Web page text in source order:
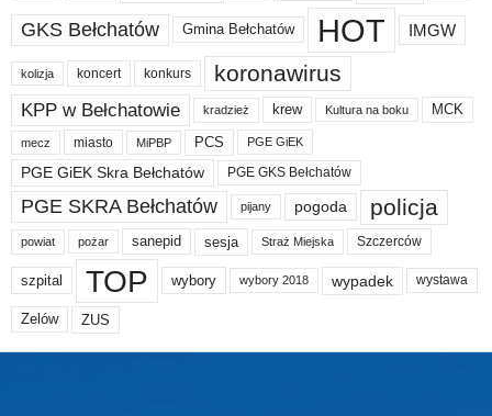
GKS Bełchatów Gmina Bełchatów HOT IMGW
kolizja koncert konkurs koronawirus
KPP w Bełchatowie kradzież krew Kultura na boku MCK
mecz miasto MiPBP PCS PGE GiEK
PGE GiEK Skra Bełchatów PGE GKS Bełchatów
PGE SKRA Bełchatów pijany pogoda policja
powiat pożar sanepid sesja Straż Miejska Szczerców
szpital TOP wybory wybory 2018 wypadek wystawa
Zelów ZUS